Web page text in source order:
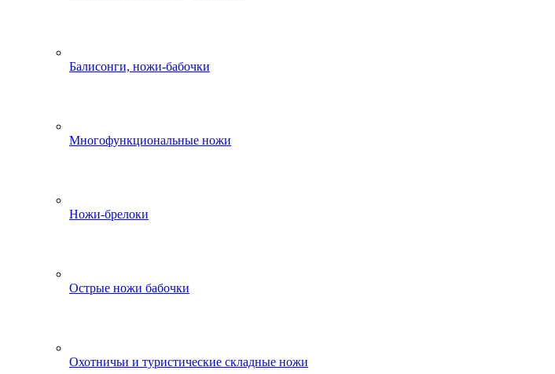
Балисонги, ножи-бабочки
Многофункциональные ножи
Ножи-брелоки
Острые ножи бабочки
Охотничьи и туристические складные ножи